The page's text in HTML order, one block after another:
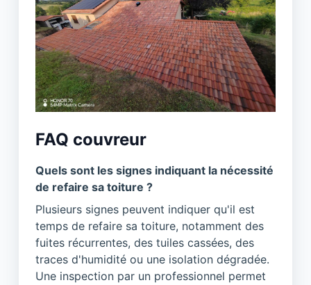
FAQ couvreur
Quels sont les signes indiquant la nécessité
de refaire sa toiture ?
Plusieurs signes peuvent indiquer qu'il est
temps de refaire sa toiture, notamment des
fuites récurrentes, des tuiles cassées, des
traces d'humidité ou une isolation dégradée.
Une inspection par un professionnel permet